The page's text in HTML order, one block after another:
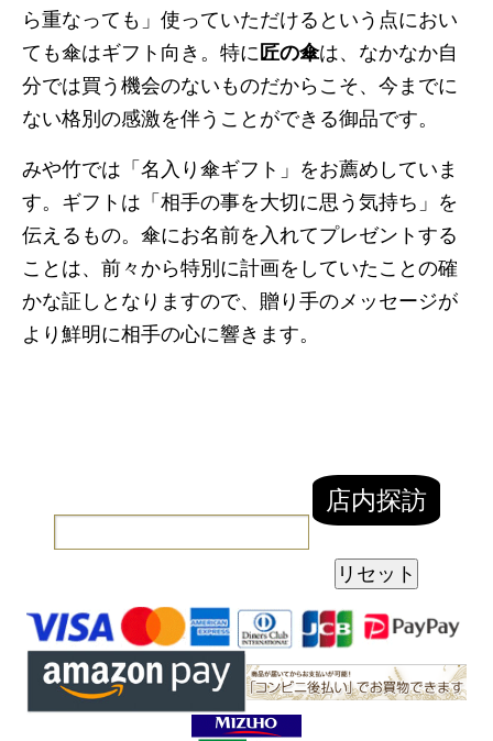
ら重なっても」使っていただけるという点におい
ても傘はギフト向き。特に 匠の傘は、なかなか自
分では買う機会のないものだからこそ、今までに
ない格別の感激を伴うことができる御品です。
みや竹では「名入り傘ギフト」をお薦めしていま
す。ギフトは「相手の事を大切に思う気持ち」を
伝えるもの。傘にお名前を入れてプレゼントする
ことは、前々から特別に計画をしていたことの確
かな証しとなりますので、贈り手のメッセージが
より鮮明に相手の心に響きます。